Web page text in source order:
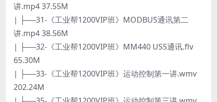
讲.mp4 37.55M
| ├──31-《工业帮1200VIP班》MODBUS通讯第二
讲.mp4 38.56M
| ├──32-《工业帮1200VIP班》MM440 USS通讯.flv
65.30M
| ├──33-《工业帮1200VIP班》运动控制第一讲.wmv
202.24M